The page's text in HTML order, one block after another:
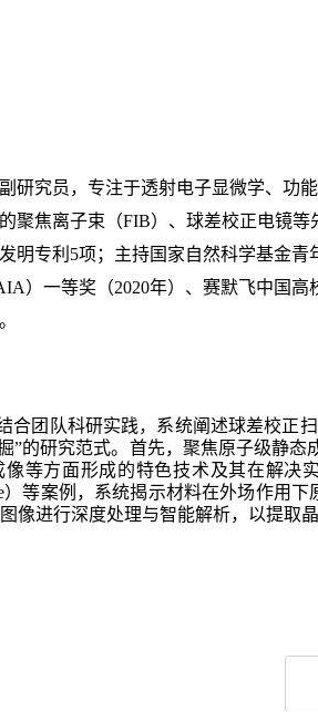
研究员，专注于透射电子显微学、功
聚焦离子束（FIB）、球差校正电镜等
明专利 5项；主持国家自然科学基金青
）一等奖（2020年）、赛默飞中国高
合团队科研实践，系统阐述球差校正
”的研究范式。首先，聚焦原子级静
像等方面形成的特色技术及其在解决
）等案例，系统揭示材料在外场作用
图像进行深度处理与智能解析，以提取